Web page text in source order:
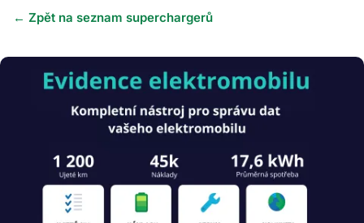
← Zpět na seznam superchargerů
Obrázek